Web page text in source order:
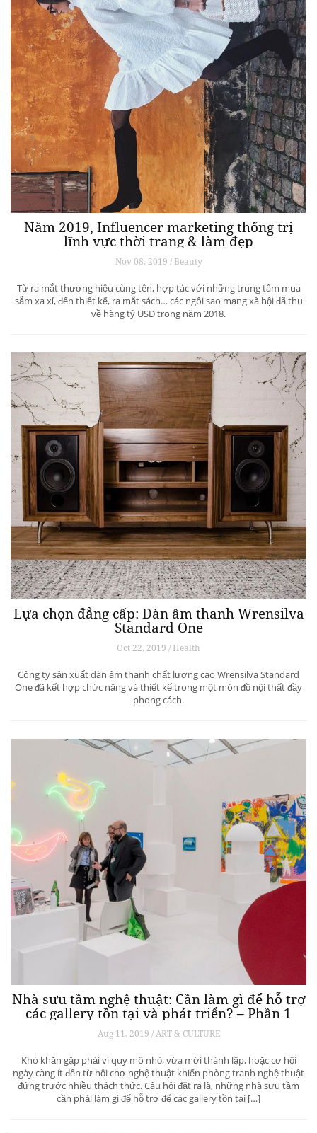
Năm 2019, Influencer marketing thống trị
lĩnh vực thời trang & làm đẹp
Nov 08, 2019 / Beauty
Từ ra mắt thương hiệu cùng tên, hợp tác với những trung tâm mua
sắm xa xỉ, đến thiết kế, ra mắt sách… các ngôi sao mạng xã hội đã thu
về hàng tỷ USD trong năm 2018.
Lựa chọn đẳng cấp: Dàn âm thanh Wrensilva
Standard One
Oct 22, 2019 / Health
Công ty sản xuất dàn âm thanh chất lượng cao Wrensilva Standard
One đã kết hợp chức năng và thiết kế trong một món đồ nội thất đầy
phong cách.
Nhà sưu tầm nghệ thuật: Cần làm gì để hỗ trợ
các gallery tồn tại và phát triển? – Phần 1
Aug 11, 2019 / ART & CULTURE
Khó khăn gặp phải vì quy mô nhỏ, vừa mới thành lập, hoặc cơ hội
ngày càng ít đến từ hội chợ nghệ thuật khiến phòng tranh nghệ thuật
đứng trước nhiều thách thức. Câu hỏi đặt ra là, những nhà sưu tầm
cần phải làm gì để hỗ trợ để các gallery tồn tại […]